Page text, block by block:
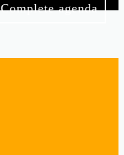
Complete agenda